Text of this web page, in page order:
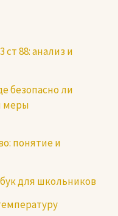
ст 88: анализ и
безопасно ли
меры
понятие и
для школьников